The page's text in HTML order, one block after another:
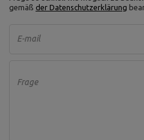
gemäß der Datenschutzerklärung
E-mail
Frage